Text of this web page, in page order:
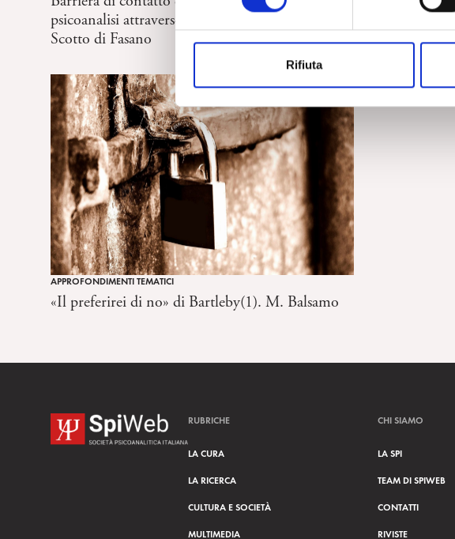
z
n
e
d
e
l
c
e
n
s
Rifiuta
psicoanalisi attraverso il lavoro di L. Mattotti. D.
Scotto di Fasano
APPROFONDIMENTI TEMATICI
«Il preferirei di no» di Bartleby(1). M. Balsamo
RUBRICHE
LA CURA
LA RICERCA
CULTURA E SOCIETÀ
MULTIMEDIA
CHI SIAMO
LA SPI
TEAM DI SPIWEB
CONTATTI
RIVISTE